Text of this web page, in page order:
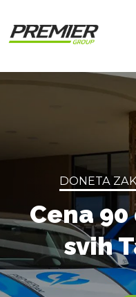
DONETA
Cena
svih